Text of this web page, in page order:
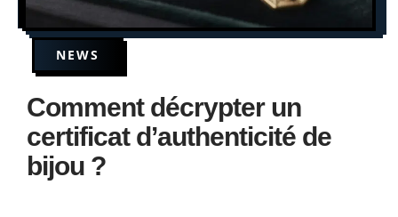
NEWS
Comment décrypter un
certificat d’authenticité de
bijou ?